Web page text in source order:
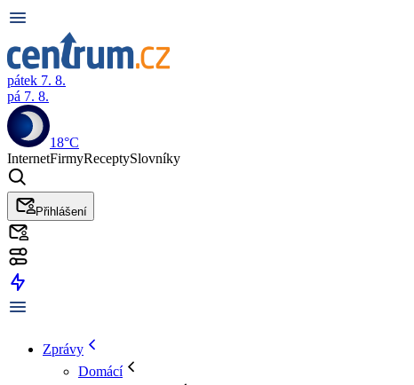
pátek 7. 8.
pá 7. 8.
18°C
InternetFirmyReceptySlovníky
Přihlášení
Zprávy
Domácí